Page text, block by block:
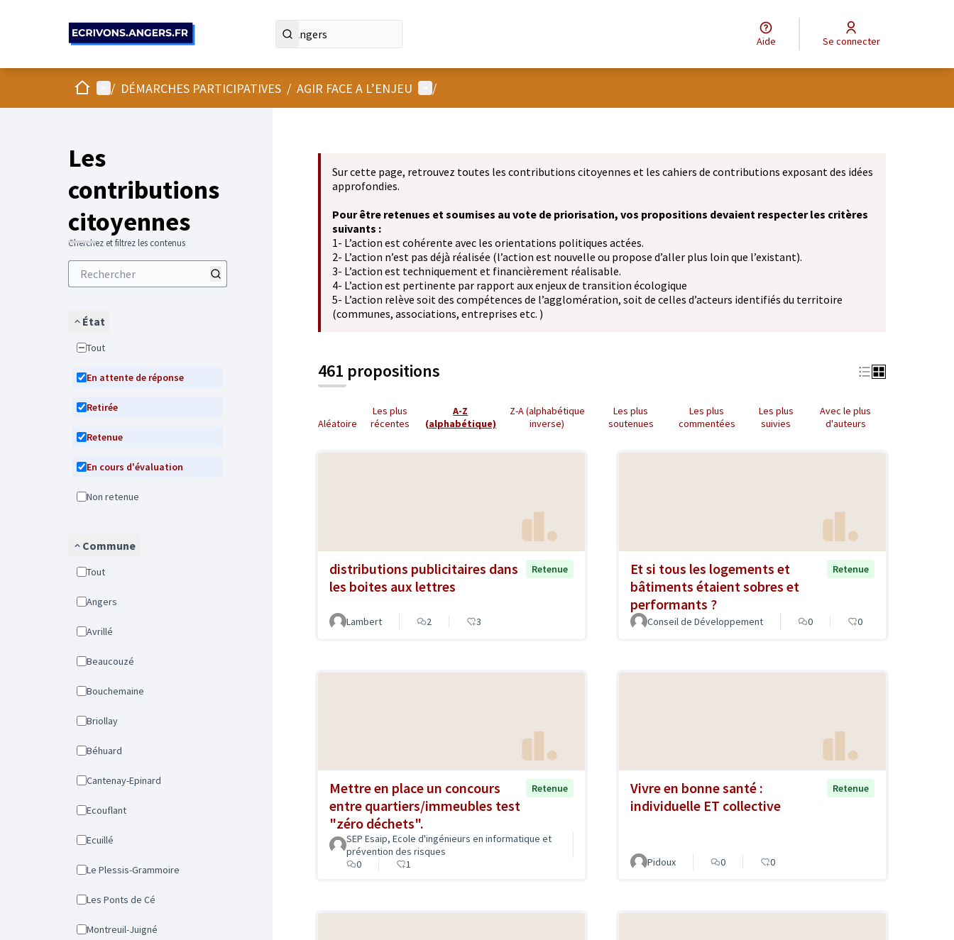
Aide Se connecter
AccueilMenu principal
/ DÉMARCHES PARTICIPATIVES / AGIR FACE A L’ENJEU Menu utilisateur
/
Les
contributions
citoyennes
Cherchez et filtrez les contenus
État
Tout
En attente de réponse
Retirée
Retenue
En cours d'évaluation
Non retenue
Commune
Tout
Angers
Avrillé
Beaucouzé
Bouchemaine
Briollay
Béhuard
Cantenay-Epinard
Ecouflant
Ecuillé
Le Plessis-Grammoire
Les Ponts de Cé
Montreuil-Juigné
Sur cette page, retrouvez toutes les contributions citoyennes et les cahiers de contributions exposant des idées
approfondies.
Pour être retenues et soumises au vote de priorisation, vos propositions devaient respecter les critères
suivants :
1- L’action est cohérente avec les orientations politiques actées.
2- L’action n’est pas déjà réalisée (l’action est nouvelle ou propose d’aller plus loin que l’existant).
3- L’action est techniquement et financièrement réalisable.
4- L’action est pertinente par rapport aux enjeux de transition écologique
5- L’action relève soit des compétences de l’agglomération, soit de celles d’acteurs identifiés du territoire
(communes, associations, entreprises etc. )
461 propositions
Aléatoire
Les plus
récentes
A-Z
(alphabétique)
Z-A (alphabétique
inverse)
Les plus
soutenues
Les plus
commentées
Les plus
suivies
Avec le plus
d'auteurs
distributions publicitaires dans
les boites aux lettres
Retenue
Lambert 2 3
Et si tous les logements et
bâtiments étaient sobres et
performants ?
Retenue
Conseil de Développement 0 0
Mettre en place un concours
entre quartiers/immeubles test
"zéro déchets".
Retenue
SEP Esaip, Ecole d'ingénieurs en informatique et
prévention des risques
0
1
Vivre en bonne santé :
individuelle ET collective
Retenue
Pidoux 0 0